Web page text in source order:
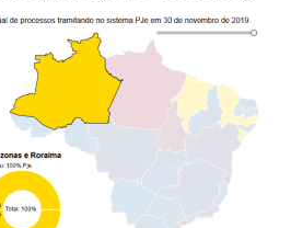
Obras
Colaborativa
de Gestão de Pessoas